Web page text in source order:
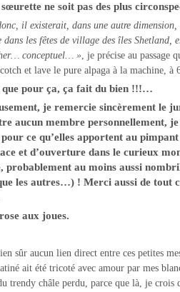
ne soit pas des plus
il existerait, dans une autre
dans les fêtes de village des îles Shetland,
conceptuel… », je précise au passage
et lave le pure alpaga à la machine,
pour ça, ça fait du bien !!!…
je remercie sincèrement le
aucun membre personnellement, je
pour ce qu’elles apportent au
et d’ouverture dans le curieux
probablement au moins aussi
les autres…) ! Merci aussi de tout
aux joues.
sûr aucun lien direct entre ces petites
ait été tricoté avec amour par mes
trendy châle perdu, parce que là, je crois